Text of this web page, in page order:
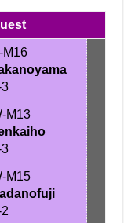
M16
M13
M15